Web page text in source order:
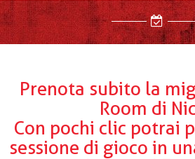
Prenota subito la
Room di
Con pochi clic potrai
sessione di gioco in